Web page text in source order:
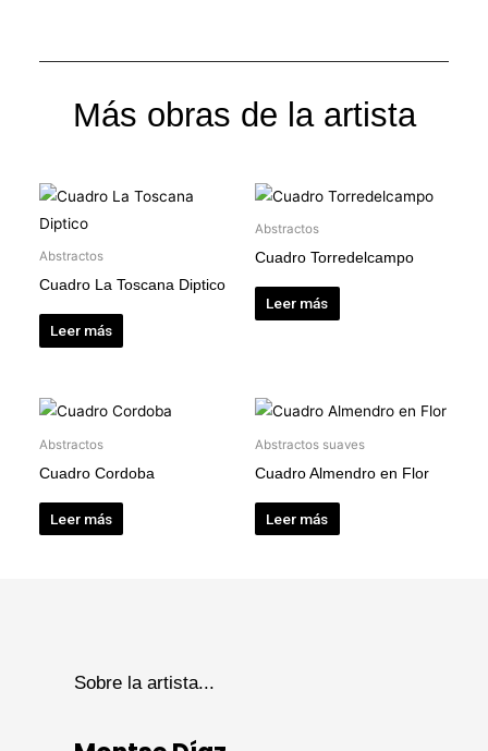
Más obras de la artista
Abstractos
Cuadro La Toscana Diptico
Leer más
Abstractos
Cuadro Torredelcampo
Leer más
Abstractos
Cuadro Cordoba
Leer más
Abstractos suaves
Cuadro Almendro en Flor
Leer más
Sobre la artista...